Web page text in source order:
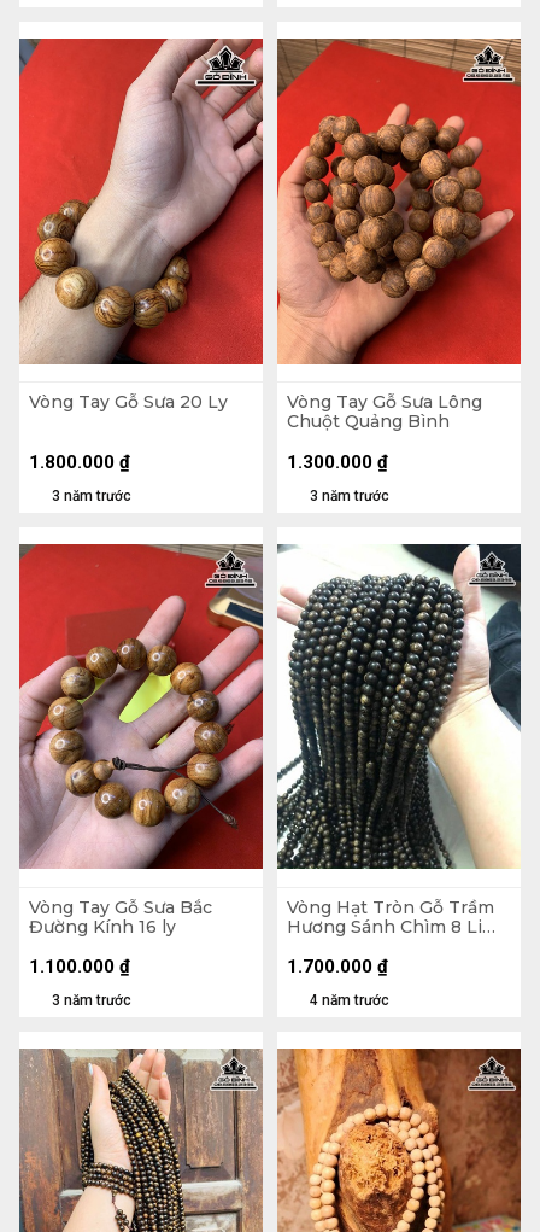
Vòng Tay Gỗ Sưa 20 Ly
3 năm trước
1.800.000 ₫
Vòng Tay Gỗ Sưa Lông
Chuột Quảng Bình
3 năm trước
1.300.000 ₫
Vòng Tay Gỗ Sưa Bắc
Đường Kính 16 ly
3 năm trước
1.100.000 ₫
Vòng Hạt Tròn Gỗ Trầm
Hương Sánh Chìm 8 Li
4 năm trước
1.700.000 ₫